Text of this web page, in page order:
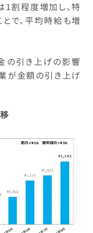
1割程度増加し、特
で、平均時給も増
の引き上げの影響
が金額の引き上げ